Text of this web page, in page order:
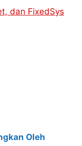
dan FixedSys
Oleh